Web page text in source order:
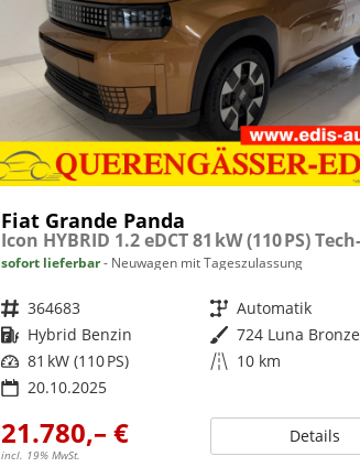
Fiat Grande Panda
sofort lieferbar Neuwagen mit Tageszulassung
Fahrzeugnr. 364683 Getriebe Automatik
Kraftstoff Hybrid Benzin Außenfarbe 724 Luna Bronze
Leistung 81 kW (110 PS) Kilometerstand 10 km
20.10.2025
21.780,– €
incl. 19% MwSt.
Details